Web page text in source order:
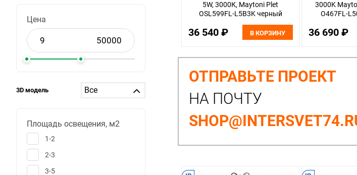
Цена
3D модель
Площадь освещения, м2
1-2
2-3
3-5
5W, 3000К, Maytoni Plet
OSL599FL-L5B3K черный
36 540 ₽ В КОРЗИНУ
3000K
O467FL-
36 690 ₽
ОТПРАВЬТЕ ПРОЕКТ
НА ПОЧТУ